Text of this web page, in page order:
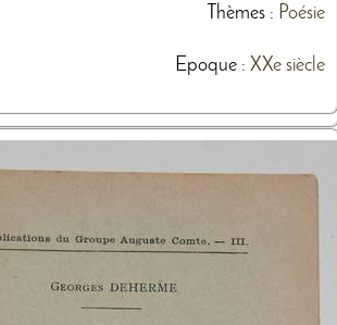
Thèmes: Poésie
Epoque : XXe siècle